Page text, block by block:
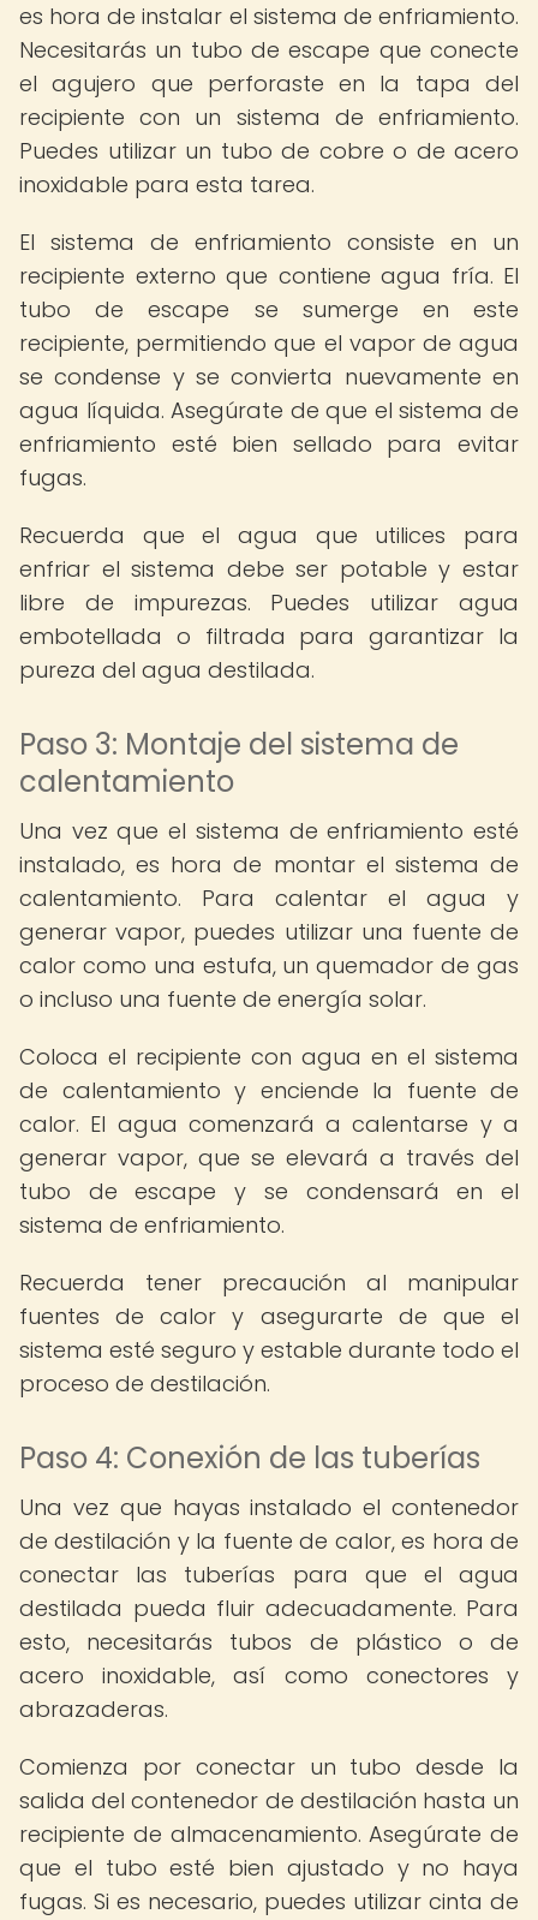
es hora de instalar el sistema de enfriamiento.
Necesitarás un tubo de escape que conecte
el agujero que perforaste en la tapa del
recipiente con un sistema de enfriamiento.
Puedes utilizar un tubo de cobre o de acero
inoxidable para esta tarea.
El sistema de enfriamiento consiste en un
recipiente externo que contiene agua fría. El
tubo de escape se sumerge en este
recipiente, permitiendo que el vapor de agua
se condense y se convierta nuevamente en
agua líquida. Asegúrate de que el sistema de
enfriamiento esté bien sellado para evitar
fugas.
Recuerda que el agua que utilices para
enfriar el sistema debe ser potable y estar
libre de impurezas. Puedes utilizar agua
embotellada o filtrada para garantizar la
pureza del agua destilada.
Paso 3: Montaje del sistema de
calentamiento
Una vez que el sistema de enfriamiento esté
instalado, es hora de montar el sistema de
calentamiento. Para calentar el agua y
generar vapor, puedes utilizar una fuente de
calor como una estufa, un quemador de gas
o incluso una fuente de energía solar.
Coloca el recipiente con agua en el sistema
de calentamiento y enciende la fuente de
calor. El agua comenzará a calentarse y a
generar vapor, que se elevará a través del
tubo de escape y se condensará en el
sistema de enfriamiento.
Recuerda tener precaución al manipular
fuentes de calor y asegurarte de que el
sistema esté seguro y estable durante todo el
proceso de destilación.
Paso 4: Conexión de las tuberías
Una vez que hayas instalado el contenedor
de destilación y la fuente de calor, es hora de
conectar las tuberías para que el agua
destilada pueda fluir adecuadamente. Para
esto, necesitarás tubos de plástico o de
acero inoxidable, así como conectores y
abrazaderas.
Comienza por conectar un tubo desde la
salida del contenedor de destilación hasta un
recipiente de almacenamiento. Asegúrate de
que el tubo esté bien ajustado y no haya
fugas. Si es necesario, puedes utilizar cinta de